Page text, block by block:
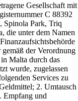
Gesellschaft mit
C 88392
Spinola Park, Triq
die unter dem Namen
der Verordnung
Malta durch das
wurde, zugelassen
Services zu
2. Umtausch
Empfang und